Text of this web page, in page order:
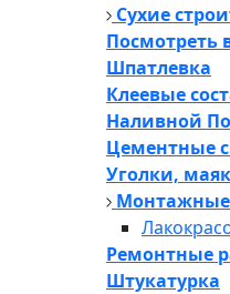
Сухие
Посмотреть
Шпатлевка
Клеевые
Наливной
Цементные
Уголки,
Монтажные
Ремонтные
Штукатурка